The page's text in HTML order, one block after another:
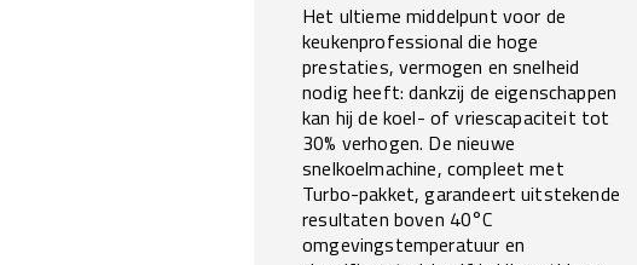
Het ultieme middelpunt voor de
keukenprofessional die hoge
prestaties, vermogen en snelheid
nodig heeft: dankzij de eigenschappen
kan hij de koel- of vriescapaciteit tot
30% verhogen. De nieuwe
snelkoelmachine, compleet met
Turbo-pakket, garandeert uitstekende
resultaten boven 40°C
omgevingstemperatuur en